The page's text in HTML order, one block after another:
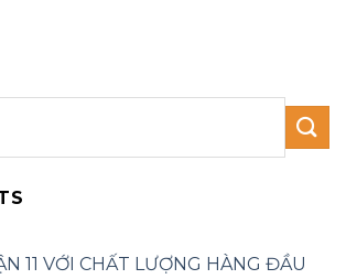
11 VỚI CHẤT LƯỢNG HÀNG ĐẦU